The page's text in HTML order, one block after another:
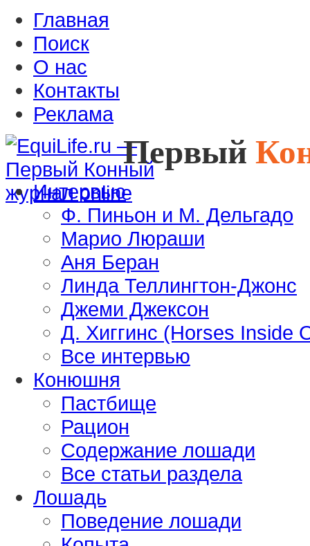
Главная
Поиск
О нас
Контакты
Реклама
Первый
Интервью
Ф. Пиньон и М. Дельгадо
Марио Люраши
Аня Беран
Линда Теллингтон-Джонс
Джеми Джексон
Д. Хиггинс (Horses Inside
Все интервью
Конюшня
Пастбище
Рацион
Содержание лошади
Все статьи раздела
Лошадь
Поведение лошади